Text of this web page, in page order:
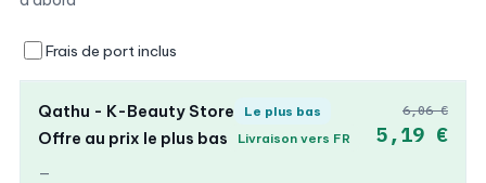
Frais de port inclus
Qathu - K-Beauty Store Le plus bas
Offre au prix le plus bas Livraison vers FR
—
6,06 €
5,19 €